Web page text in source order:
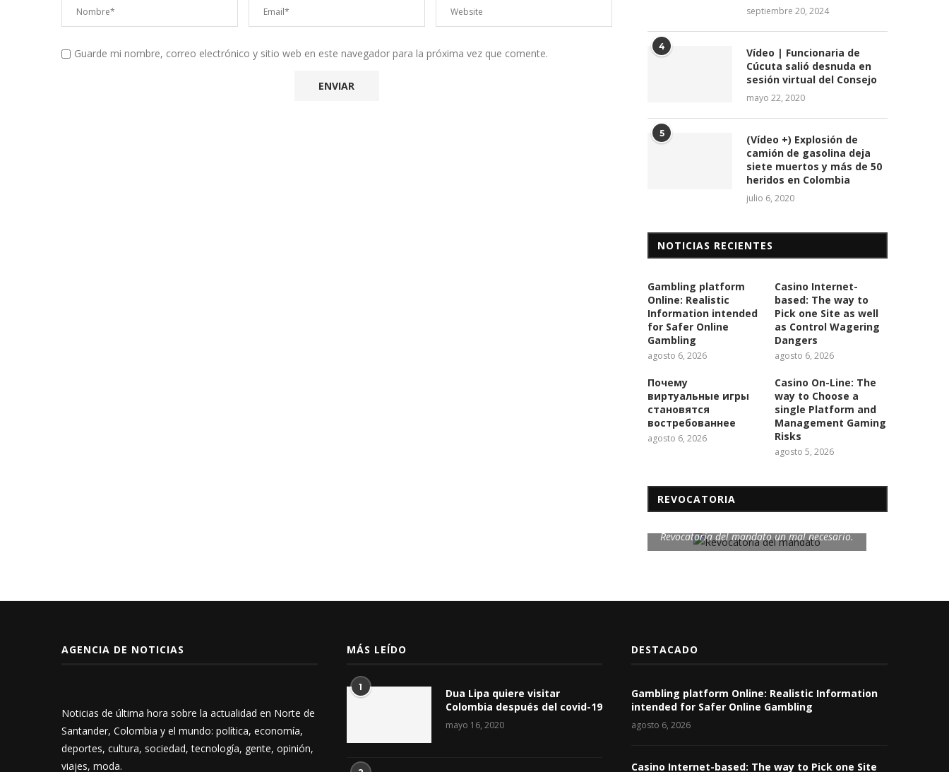
Guarde mi nombre, correo electrónico y sitio web en este navegador para la próxima vez que comente.
septiembre 20, 2024
4
Vídeo | Funcionaria de
Cúcuta salió desnuda en
sesión virtual del Consejo
mayo 22, 2020
5
(Vídeo +) Explosión de
camión de gasolina deja
siete muertos y más de 50
heridos en Colombia
julio 6, 2020
NOTICIAS RECIENTES
Gambling platform
Online: Realistic
Information intended
for Safer Online
Gambling
agosto 6, 2026
Casino Internet-
based: The way to
Pick one Site as well
as Control Wagering
Dangers
agosto 6, 2026
Почему
виртуальные игры
становятся
востребованнее
agosto 6, 2026
Casino On-Line: The
way to Choose a
single Platform and
Management Gaming
Risks
agosto 5, 2026
REVOCATORIA
Revocatoria del mandato un mal necesario.
AGENCIA DE NOTICIAS
Noticias de última hora sobre la actualidad en Norte de
Santander, Colombia y el mundo: política, economía,
deportes, cultura, sociedad, tecnología, gente, opinión,
viajes, moda.
MÁS LEÍDO
1
Dua Lipa quiere visitar
Colombia después del covid-19
mayo 16, 2020
DESTACADO
Gambling platform Online: Realistic Information
intended for Safer Online Gambling
agosto 6, 2026
Casino Internet-based: The way to Pick one Site